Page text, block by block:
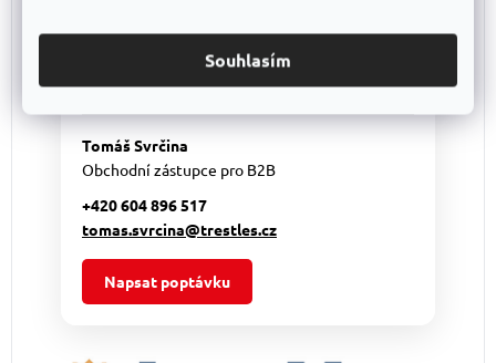
Souhlasím
sklady, dílny a provozy od ověřených výrobců.
Výhodnější podmínky pro větší objednávky
Individuální nabídka podle vašich potřeb
Tomáš Svrčina
Obchodní zástupce pro B2B
+420 604 896 517
tomas.svrcina@trestles.cz
Napsat poptávku